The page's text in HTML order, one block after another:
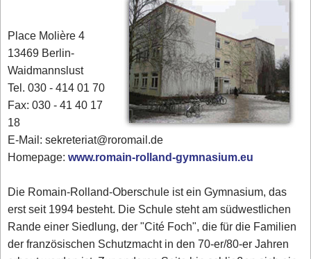
Place Molière 4
13469 Berlin-
Waidmannslust
Tel. 030 - 414 01 70
Fax: 030 - 41 40 17
18
E-Mail: sekreteriat@roromail.de
Homepage:www.romain-rolland-gymnasium.eu
Die Romain-Rolland-Oberschule ist ein Gymnasium, das
erst seit 1994 besteht. Die Schule steht am südwestlichen
Rande einer Siedlung, der "Cité Foch", die für die Familien
der französischen Schutzmacht in den 70-er/80-er Jahren